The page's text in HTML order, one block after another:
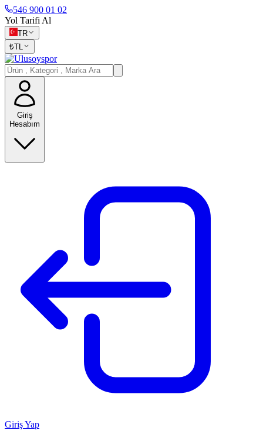
546 900 01 02
Yol Tarifi Al
TR
₺TL
Giriş
Hesabım
Giriş Yap